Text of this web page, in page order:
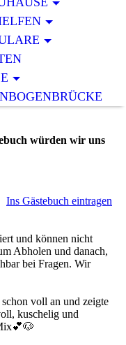
würden wir uns
Ins Gästebuch eintragen
und können nicht
Abholen und danach,
bei Fragen. Wir
voll an und zeigte
kuschelig und